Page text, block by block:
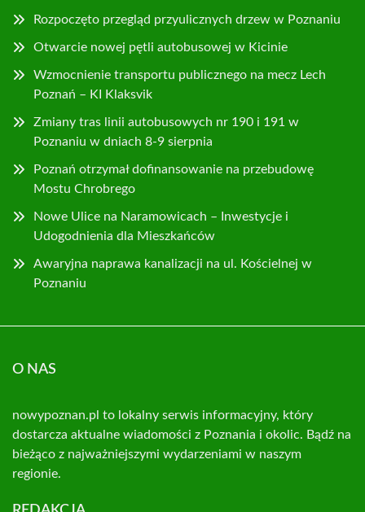
Rozpoczęto przegląd przyulicznych drzew w Poznaniu
Otwarcie nowej pętli autobusowej w Kicinie
Wzmocnienie transportu publicznego na mecz Lech
Poznań – KI Klaksvik
Zmiany tras linii autobusowych nr 190 i 191 w
Poznaniu w dniach 8-9 sierpnia
Poznań otrzymał dofinansowanie na przebudowę
Mostu Chrobrego
Nowe Ulice na Naramowicach – Inwestycje i
Udogodnienia dla Mieszkańców
Awaryjna naprawa kanalizacji na ul. Kościelnej w
Poznaniu
O NAS
nowypoznan.pl to lokalny serwis informacyjny, który
dostarcza aktualne wiadomości z Poznania i okolic. Bądź na
bieżąco z najważniejszymi wydarzeniami w naszym
regionie.